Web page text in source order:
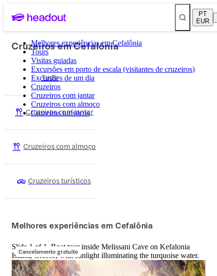
PT
EUR
Melhores experiências em Cefalônia
Tours
Visitas guiadas
Excursões em porto de escala (visitantes de cruzeiros)
Excursões de um dia
Cruzeiros
Cruzeiros com jantar
Cruzeiros com almoço
Cruzeiros turísticos
Cruzeiros em Cefalônia
Tudo
Cruzeiros com jantar
Cruzeiros com almoço
Cruzeiros turísticos
Melhores experiências em Cefalônia
Cancelamento gratuito
Slide 1 of 1, Boat tour inside Melissani Cave on Kefalonia
Island, Greece, with sunlight illuminating the turquoise water.